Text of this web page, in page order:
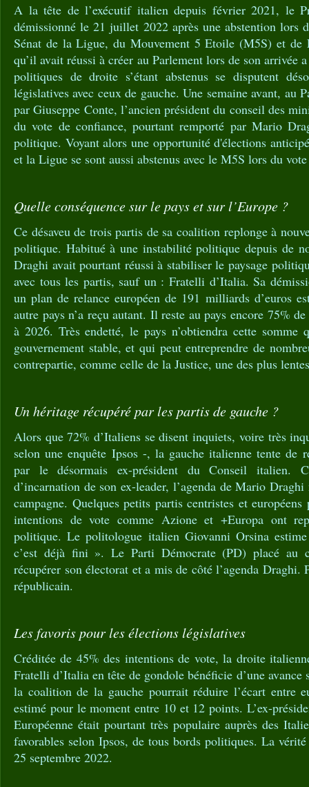
A la tête de l’exécutif italien depuis février 2021, le
démissionné le 21 juillet 2022 après une abstention lors
Sénat de la Ligue, du Mouvement 5 Etoile (M5S) et
qu’il avait réussi à créer au Parlement lors de son arrivée
politiques de droite s’étant abstenus se disputent
législatives avec ceux de gauche. Une semaine avant, au
par Giuseppe Conte, l’ancien président du conseil des
du vote de confiance, pourtant remporté par Mario
politique. Voyant alors une opportunité d'élections
et la Ligue se sont aussi abstenus avec le M5S lors du
Quelle conséquence sur le pays et sur l’Europe ?
Ce désaveu de trois partis de sa coalition replonge à
politique. Habitué à une instabilité politique depuis de
Draghi avait pourtant réussi à stabiliser le paysage
avec tous les partis, sauf un : Fratelli d’Italia. Sa
un plan de relance européen de 191 milliards d’euros
autre pays n’a reçu autant. Il reste au pays encore 75%
à 2026. Très endetté, le pays n’obtiendra cette somme
gouvernement stable, et qui peut entreprendre de
contrepartie, comme celle de la Justice, une des plus
Un héritage récupéré par les partis de gauche ?
Alors que 72% d’Italiens se disent inquiets, voire très
selon une enquête Ipsos -, la gauche italienne tente de
par le désormais ex-président du Conseil italien.
d’incarnation de son ex-leader, l’agenda de Mario
campagne. Quelques petits partis centristes et
intentions de vote comme Azione et +Europa ont
politique. Le politologue italien Giovanni Orsina
c’est déjà fini ». Le Parti Démocrate (PD) placé au
récupérer son électorat et a mis de côté l’agenda Draghi.
républicain.
Les favoris pour les élections législatives
Créditée de 45% des intentions de vote, la droite
Fratelli d’Italia en tête de gondole bénéficie d’une
la coalition de la gauche pourrait réduire l’écart entre
estimé pour le moment entre 10 et 12 points. L’ex-
Européenne était pourtant très populaire auprès des
favorables selon Ipsos, de tous bords politiques. La
25 septembre 2022.